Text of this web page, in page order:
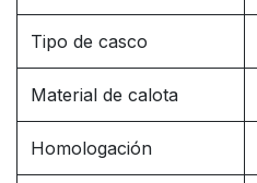
Tipo de casco
Material de calota
Homologación